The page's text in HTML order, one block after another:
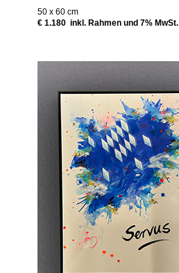
50 x 60 cm
€ 1.180 inkl. Rahmen und 7% MwSt.